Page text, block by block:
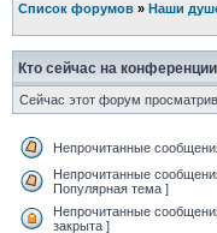
Список форумов» Наши
Кто сейчас на конференции
Сейчас этот форум
Непрочитанные
Непрочитанные
Популярная тема ]
Непрочитанные
закрыта ]